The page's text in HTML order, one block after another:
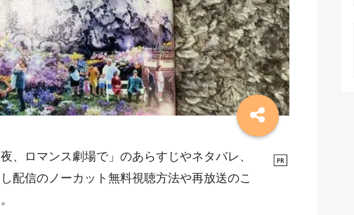
、ロマンス劇場で」のあらすじやネタバレ、
配信のノーカット無料視聴方法や再放送のこ